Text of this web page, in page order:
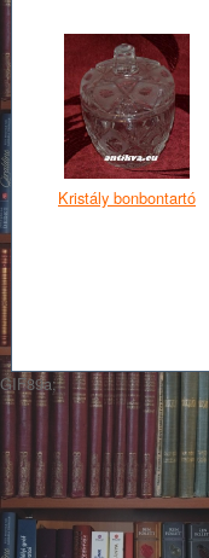
Kristály bonbontartó
GIF89a;